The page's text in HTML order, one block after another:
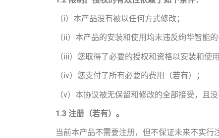
（i）本产品没有被以任何方式修改；
（ii）本产品的安装和使用均未违反绚华智能的
（iii）您取得了必要的授权和资格以安装和使用
（iv）您支付了所有必要的费用（若有）；
（v）本协议被无保留和修改的全部接受，且没
1.3 注册（若有）。
当前本产品不需要注册，但不保证未来不实